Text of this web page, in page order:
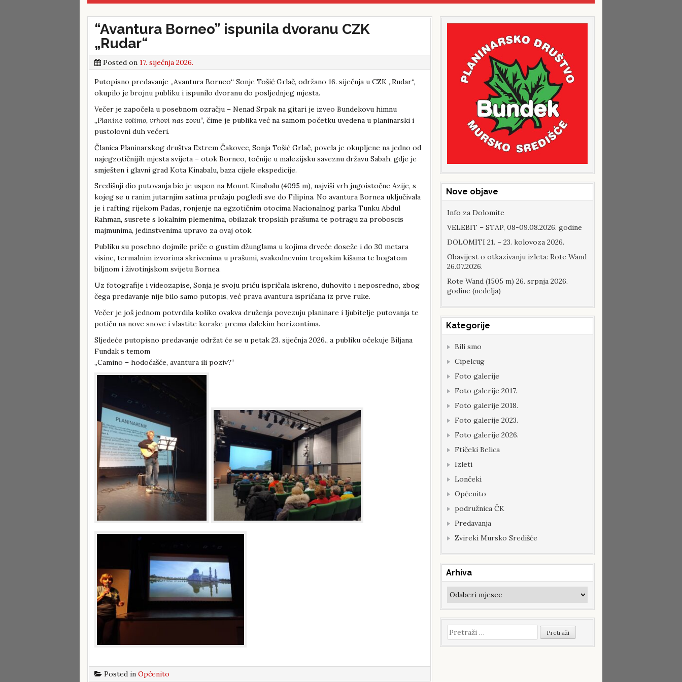
“Avantura Borneo” ispunila dvoranu CZK
„Rudar“
Posted on 17. siječnja 2026.
Putopisno predavanje „Avantura Borneo“ Sonje Tošić Grlač, održano 16. siječnja u CZK „Rudar“,
okupilo je brojnu publiku i ispunilo dvoranu do posljednjeg mjesta.
Večer je započela u posebnom ozračju – Nenad Srpak na gitari je izveo Bundekovu himnu
„Planine volimo, vrhovi nas zovu“, čime je publika već na samom početku uvedena u planinarski i
pustolovni duh večeri.
Članica Planinarskog društva Extrem Čakovec, Sonja Tošić Grlač, povela je okupljene na jedno od
najegzotičnijih mjesta svijeta – otok Borneo, točnije u malezijsku saveznu državu Sabah, gdje je
smješten i glavni grad Kota Kinabalu, baza cijele ekspedicije.
Središnji dio putovanja bio je uspon na Mount Kinabalu (4095 m), najviši vrh jugoistočne Azije, s
kojeg se u ranim jutarnjim satima pružaju pogledi sve do Filipina. No avantura Bornea uključivala
je i rafting rijekom Padas, ronjenje na egzotičnim otocima Nacionalnog parka Tunku Abdul
Rahman, susrete s lokalnim plemenima, obilazak tropskih prašuma te potragu za proboscis
majmunima, jedinstvenima upravo za ovaj otok.
Publiku su posebno dojmile priče o gustim džunglama u kojima drveće doseže i do 30 metara
visine, termalnim izvorima skrivenima u prašumi, svakodnevnim tropskim kišama te bogatom
biljnom i životinjskom svijetu Bornea.
Uz fotografije i videozapise, Sonja je svoju priču ispričala iskreno, duhovito i neposredno, zbog
čega predavanje nije bilo samo putopis, već prava avantura ispričana iz prve ruke.
Večer je još jednom potvrdila koliko ovakva druženja povezuju planinare i ljubitelje putovanja te
potiču na nove snove i vlastite korake prema dalekim horizontima.
Sljedeće putopisno predavanje održat će se u petak 23. siječnja 2026., a publiku očekuje Biljana
Fundak s temom
„Camino – hodočašće, avantura ili poziv?“
Posted in Općenito
Nove objave
Info za Dolomite
VELEBIT – STAP, 08-09.08.2026. godine
DOLOMITI 21. – 23. kolovoza 2026.
Obavijest o otkazivanju izleta: Rote Wand
26.07.2026.
Rote Wand (1505 m) 26. srpnja 2026.
godine (nedelja)
Kategorije
Bili smo
Cipelcug
Foto galerije
Foto galerije 2017.
Foto galerije 2018.
Foto galerije 2023.
Foto galerije 2026.
Ftičeki Belica
Izleti
Lončeki
Općenito
podružnica ČK
Predavanja
Zvireki Mursko Središće
Arhiva
Arhiva
Pretraži: